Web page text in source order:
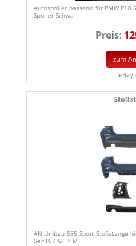
Autospoiler passend für BMW F10
Spoiler Schwa
Preis:
zum
AN Umbau 535 Sport Stoßstange
5er F07 GT + M